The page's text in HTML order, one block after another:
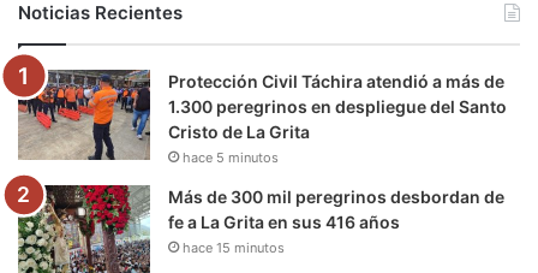
o
o
k
e
r
b
e
g
r
a
m
r
a
k
Noticias Recientes
Protección Civil Táchira atendió a más de
1.300 peregrinos en despliegue del Santo
Cristo de La Grita
hace 5 minutos
Más de 300 mil peregrinos desbordan de
fe a La Grita en sus 416 años
hace 15 minutos